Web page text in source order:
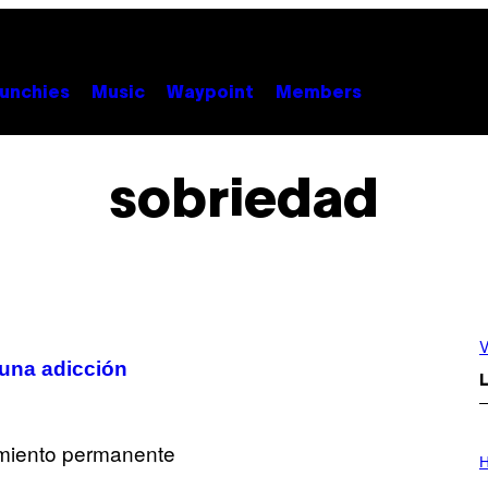
Music Waypoint Members
sobriedad
adicción
L